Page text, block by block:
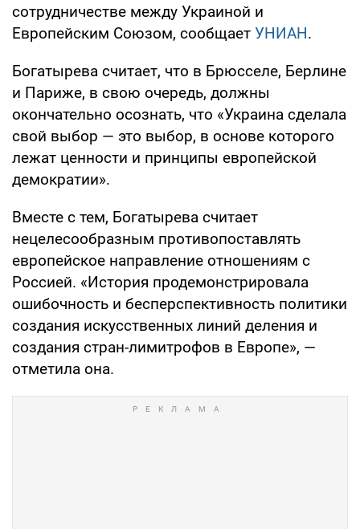
сотрудничестве между Украиной и
Европейским Союзом, сообщает УНИАН.
Богатырева считает, что в Брюсселе, Берлине
и Париже, в свою очередь, должны
окончательно осознать, что «Украина сделала
свой выбор — это выбор, в основе которого
лежат ценности и принципы европейской
демократии».
Вместе с тем, Богатырева считает
нецелесообразным противопоставлять
европейское направление отношениям с
Россией. «История продемонстрировала
ошибочность и бесперспективность политики
создания искусственных линий деления и
создания стран-лимитрофов в Европе», —
отметила она.